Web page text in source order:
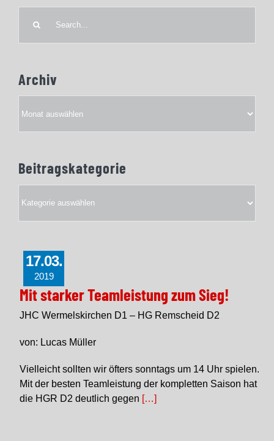
17.03.
2019
Mit starker Teamleistung zum Sieg!
JHC Wermelskirchen D1 – HG Remscheid D2
von: Lucas Müller
Vielleicht sollten wir öfters sonntags um 14 Uhr spielen.
Mit der besten Teamleistung der kompletten Saison hat
die HGR D2 deutlich gegen […]
Archiv
Beitragskategorie